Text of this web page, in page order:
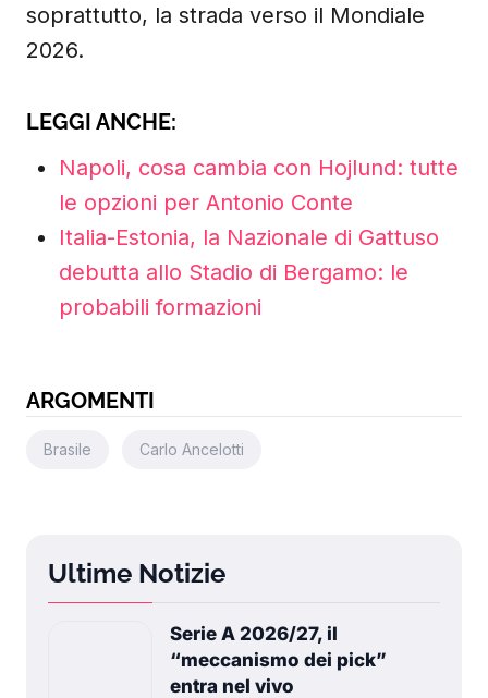
soprattutto, la strada verso il Mondiale
2026.
LEGGI ANCHE:
Napoli, cosa cambia con Hojlund: tutte
le opzioni per Antonio Conte
Italia-Estonia, la Nazionale di Gattuso
debutta allo Stadio di Bergamo: le
probabili formazioni
ARGOMENTI
Brasile Carlo Ancelotti
Ultime Notizie
Serie A 2026/27, il
“meccanismo dei pick”
entra nel vivo